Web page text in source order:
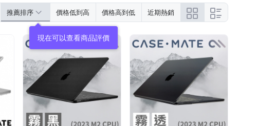
推薦排序 價格低到高 價格高到低 近期熱銷
現在可以查看商品評價